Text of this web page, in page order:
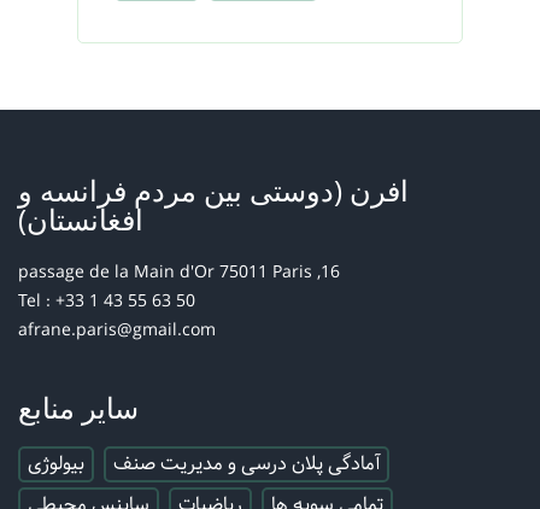
افرن (دوستی بین مردم فرانسه و
افغانستان)
16, passage de la Main d'Or 75011 Paris
Tel : +33 1 43 55 63 50
afrane.paris@gmail.com
سایر منابع
آمادگی پلان درسی و مدیریت صنف
بیولوژی